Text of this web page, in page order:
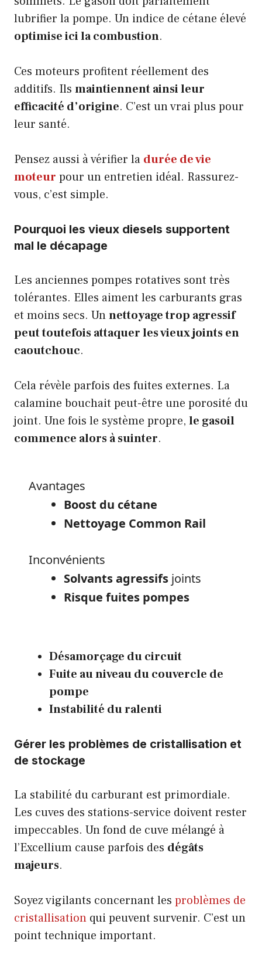
lubrifier la pompe. Un indice de cétane élevé
optimise ici la combustion.
Ces moteurs profitent réellement des
additifs. Ils maintiennent ainsi leur
efficacité d’origine. C’est un vrai plus pour
leur santé.
Pensez aussi à vérifier la durée de vie
moteur pour un entretien idéal. Rassurez-
vous, c’est simple.
Pourquoi les vieux diesels supportent
mal le décapage
Les anciennes pompes rotatives sont très
tolérantes. Elles aiment les carburants gras
et moins secs. Unnettoyage trop agressif
peut toutefois attaquer les vieux joints en
caoutchouc.
Cela révèle parfois des fuites externes. La
calamine bouchait peut-être une porosité du
joint. Une fois le système propre, le gasoil
commence alors à suinter.
Avantages
Boost du cétane
Nettoyage Common Rail
Inconvénients
Solvants agressifs joints
Risque fuites pompes
Désamorçage du circuit
Fuite au niveau du couvercle de
pompe
Instabilité du ralenti
Gérer les problèmes de cristallisation et
de stockage
La stabilité du carburant est primordiale.
Les cuves des stations-service doivent rester
impeccables. Un fond de cuve mélangé à
l’Excellium cause parfois des dégâts
majeurs.
Soyez vigilants concernant les problèmes de
cristallisation qui peuvent survenir. C’est un
point technique important.